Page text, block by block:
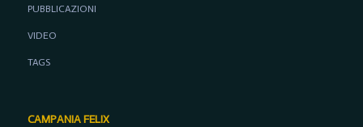
PUBBLICAZIONI
VIDEO
TAGS
CAMPANIA FELIX